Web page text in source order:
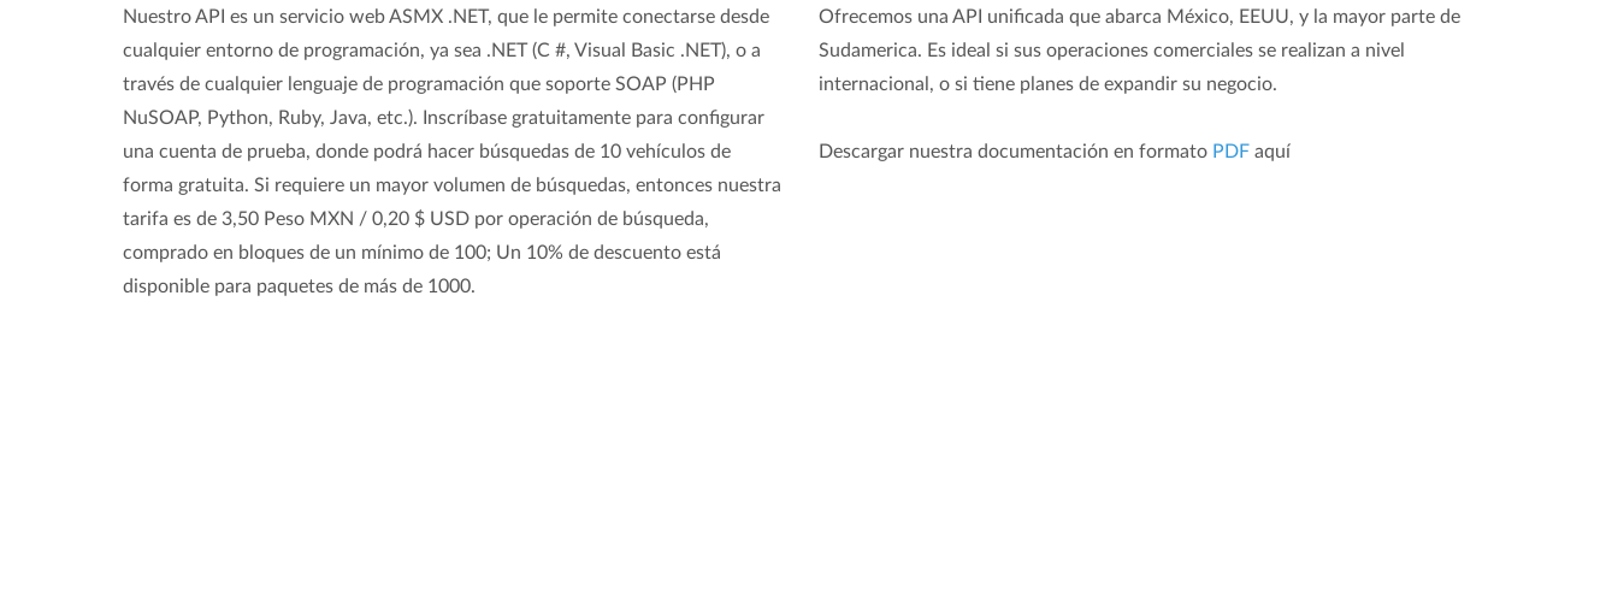
Nuestro API es un servicio web ASMX .NET, que le permite conectarse desde
cualquier entorno de programación, ya sea .NET (C #, Visual Basic .NET), o a
través de cualquier lenguaje de programación que soporte SOAP (PHP
NuSOAP, Python, Ruby, Java, etc.). Inscríbase gratuitamente para configurar
una cuenta de prueba, donde podrá hacer búsquedas de 10 vehículos de
forma gratuita. Si requiere un mayor volumen de búsquedas, entonces nuestra
tarifa es de 3,50 Peso MXN / 0,20 $ USD por operación de búsqueda,
comprado en bloques de un mínimo de 100; Un 10% de descuento está
disponible para paquetes de más de 1000.
Ofrecemos una API unificada que abarca México, EEUU, y la mayor parte de
Sudamerica. Es ideal si sus operaciones comerciales se realizan a nivel
internacional, o si tiene planes de expandir su negocio.
Descargar nuestra documentación en formato PDFaquí